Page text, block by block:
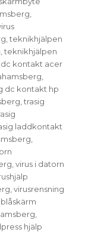
,teknikhjälpen
,teknikhjälpen
dc kontakt acer
dc kontakt hp
,trasig
laddkontakt
,virus i datorn
,virusrensning
hjälp